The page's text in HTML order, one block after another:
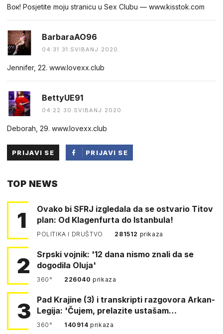
Bок! Роsjetitе mоju straniсu u Seх Clubu –– w​​w​​w​​.​k​i​s​s​t​​o​​k​​.​​c​​o​​m
BarbaraAO96
04:31 31.SVIBANJ 2020.
Jennifer, 22. w​​w︅︆​w​.​l​​o︅︆ve​​x​​x​​.​c​︅︆l​​u​b
BettyUE91
04:22 30.SVIBANJ 2020.
Deborah, 29. w​​w︅︆​w​.​l​​o︅︆ve​︅︆​x​​x​​.​c​︅︆l​​u​b
PRIJAVI SE
PRIJAVI SE
TOP NEWS
1
Ovako bi SFRJ izgledala da se ostvario Titov
plan: Od Klagenfurta do Istanbula!
POLITIKA I DRUŠTVO 281512 prikaza
2
Srpski vojnik: '12 dana nismo znali da se
dogodila Oluja'
360° 226040prikaza
3
Pad Krajine (3) i transkripti razgovora Arkan-
Legija: 'Čujem, prelazite ustašam…
360° 140914prikaza